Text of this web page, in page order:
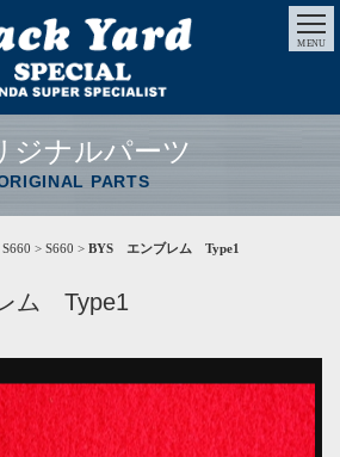
MENU
ジナルパーツ
PARTS
S660 > S660 > BYS エンブレム Type1
ム Type1